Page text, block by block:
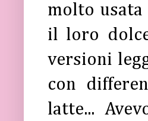
molto usata
il loro
versioni
con
latte...